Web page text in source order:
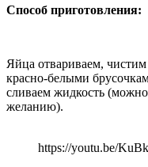
Способ приготовления:
Яйца отвариваем,
красно-белыми
сливаем жидкость
желанию).
https://youtu.be/